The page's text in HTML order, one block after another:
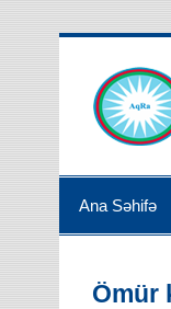
Ana Səhifə
Ömür